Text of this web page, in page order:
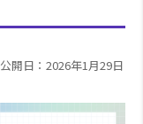
公開日：2026年1月29日